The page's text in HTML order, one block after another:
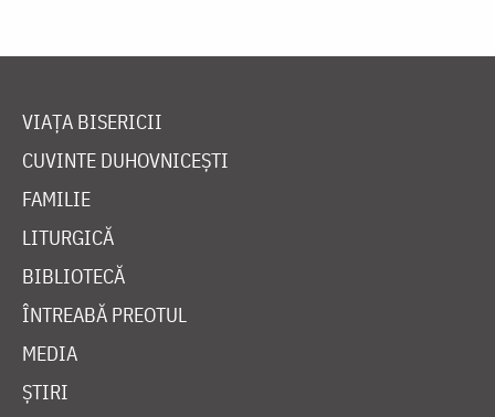
VIAȚA BISERICII
CUVINTE DUHOVNICEȘTI
FAMILIE
LITURGICĂ
BIBLIOTECĂ
ÎNTREABĂ PREOTUL
MEDIA
ȘTIRI